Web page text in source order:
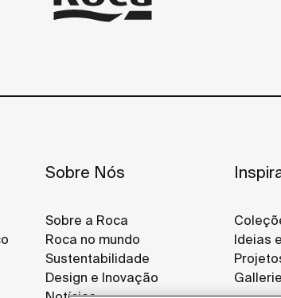
Sobre Nós
Sobre a Roca
Roca no mundo
Sustentabilidade
Design e Inovação
Ideias